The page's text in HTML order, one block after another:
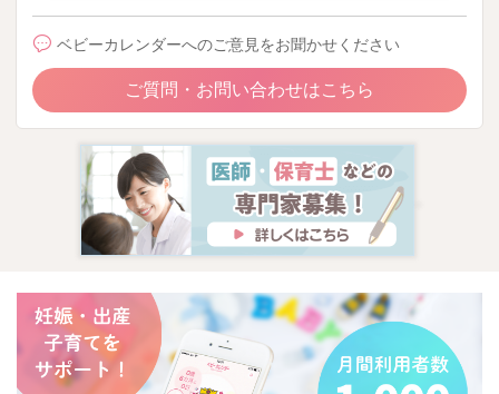
ベビーカレンダーへのご意見をお聞かせください
ご質問・お問い合わせはこちら